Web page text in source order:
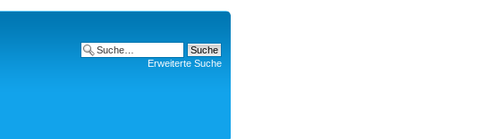
Erweiterte Suche